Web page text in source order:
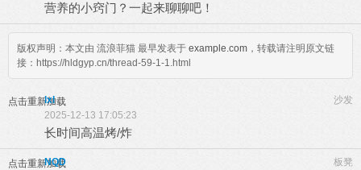
营养的小窍门？一起来聊聊吧！
版权声明：本文由 流浪菲猫 最早发表于 example.com ，转载请注明原文链
接：https://hldgyp.cn/thread-59-1-1.html
点击重新加载 沙发
lxl
2025-12-13 17:05:23
长时间高温烤/炸
点击重新加载 板凳
NQD